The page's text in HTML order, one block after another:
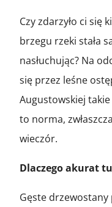
Czy zdarzyło ci się
brzegu rzeki stała
nasłuchując? Na
się przez leśne
Augustowskiej
to norma,
wieczór.
Dlaczego akurat
Gęste